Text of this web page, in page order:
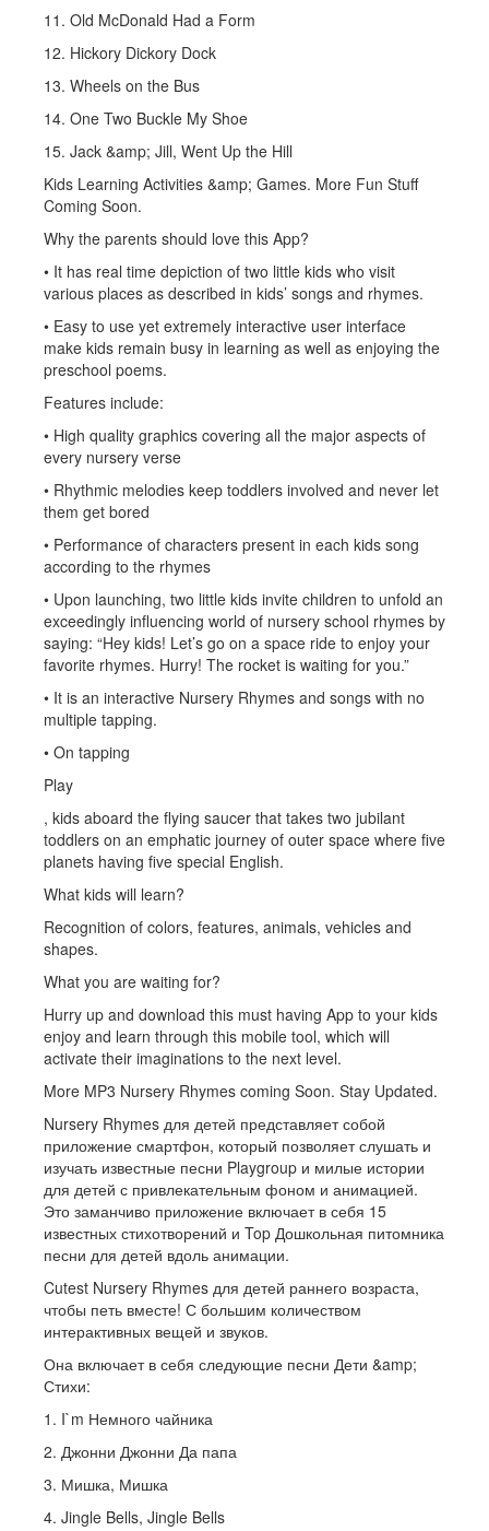
11. Old McDonald Had a Form
12. Hickory Dickory Dock
13. Wheels on the Bus
14. One Two Buckle My Shoe
15. Jack &amp; Jill, Went Up the Hill
Kids Learning Activities &amp; Games. More Fun Stuff
Coming Soon.
Why the parents should love this App?
• It has real time depiction of two little kids who visit
various places as described in kids’ songs and rhymes.
• Easy to use yet extremely interactive user interface
make kids remain busy in learning as well as enjoying the
preschool poems.
Features include:
• High quality graphics covering all the major aspects of
every nursery verse
• Rhythmic melodies keep toddlers involved and never let
them get bored
• Performance of characters present in each kids song
according to the rhymes
• Upon launching, two little kids invite children to unfold an
exceedingly influencing world of nursery school rhymes by
saying: “Hey kids! Let’s go on a space ride to enjoy your
favorite rhymes. Hurry! The rocket is waiting for you.”
• It is an interactive Nursery Rhymes and songs with no
multiple tapping.
• On tapping
Play
, kids aboard the flying saucer that takes two jubilant
toddlers on an emphatic journey of outer space where five
planets having five special English.
What kids will learn?
Recognition of colors, features, animals, vehicles and
shapes.
What you are waiting for?
Hurry up and download this must having App to your kids
enjoy and learn through this mobile tool, which will
activate their imaginations to the next level.
More MP3 Nursery Rhymes coming Soon. Stay Updated.
Nursery Rhymes для детей представляет собой
приложение смартфон, который позволяет слушать и
изучать известные песни Playgroup и милые истории
для детей с привлекательным фоном и анимацией.
Это заманчиво приложение включает в себя 15
известных стихотворений и Top Дошкольная питомника
песни для детей вдоль анимации.
Cutest Nursery Rhymes для детей раннего возраста,
чтобы петь вместе! С большим количеством
интерактивных вещей и звуков.
Она включает в себя следующие песни Дети &amp;
Стихи:
1. I`m Немного чайника
2. Джонни Джонни Да папа
3. Мишка, Мишка
4. Jingle Bells, Jingle Bells